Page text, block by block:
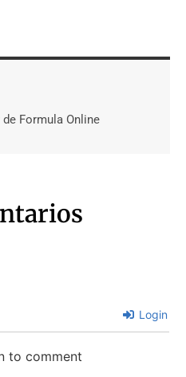
Formula Online
Login
to comment